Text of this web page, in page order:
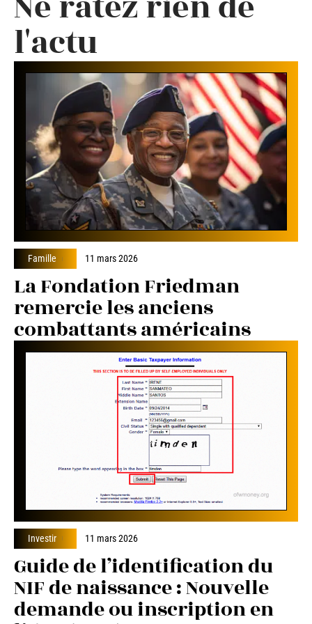
l'actu
Famille 11 mars 2026
La Fondation Friedman
remercie les anciens
combattants américains
Investir 11 mars 2026
Guide de l’identification du
NIF de naissance : Nouvelle
demande ou inscription en